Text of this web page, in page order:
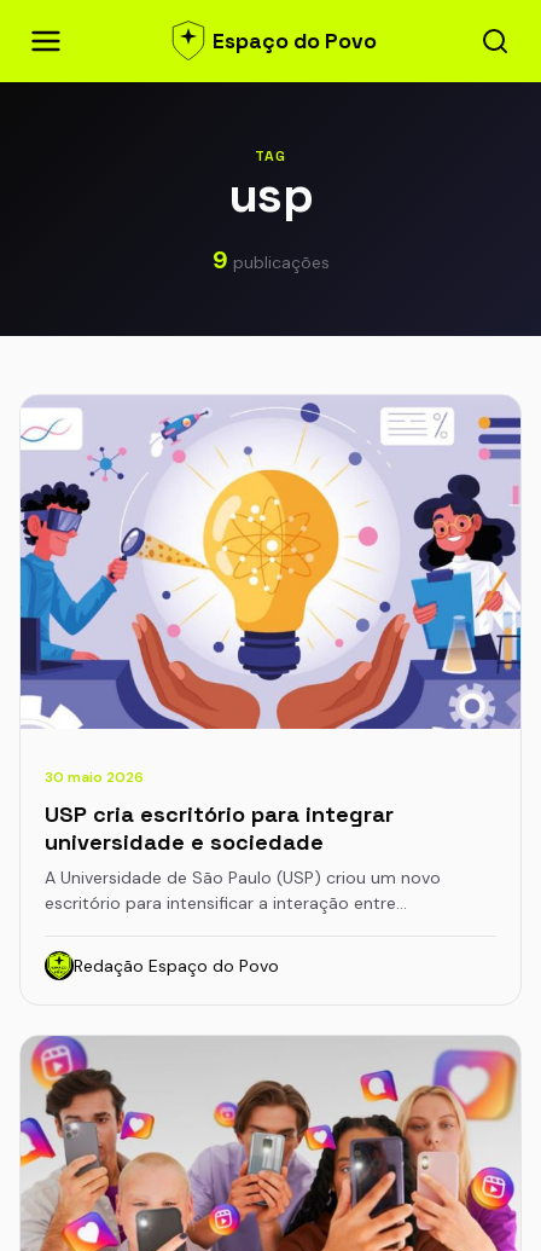
Espaço do Povo
TAG
usp
9 publicações
30 maio 2026
USP cria escritório para integrar
universidade e sociedade
A Universidade de São Paulo (USP) criou um novo
escritório para intensificar a interação entre…
Redação Espaço do Povo